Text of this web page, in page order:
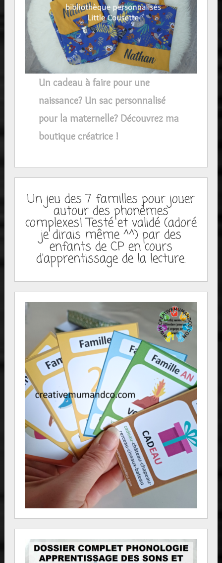
Un cadeau à faire pour une
naissance? Un sac personnalisé
pour la maternelle? Découvrez ma
boutique créatrice !
Un jeu des 7 familles pour jouer
autour des phonèmes
complexes! Testé et validé (adoré
je dirais même ^^) par des
enfants de CP en cours
d'apprentissage de la lecture.